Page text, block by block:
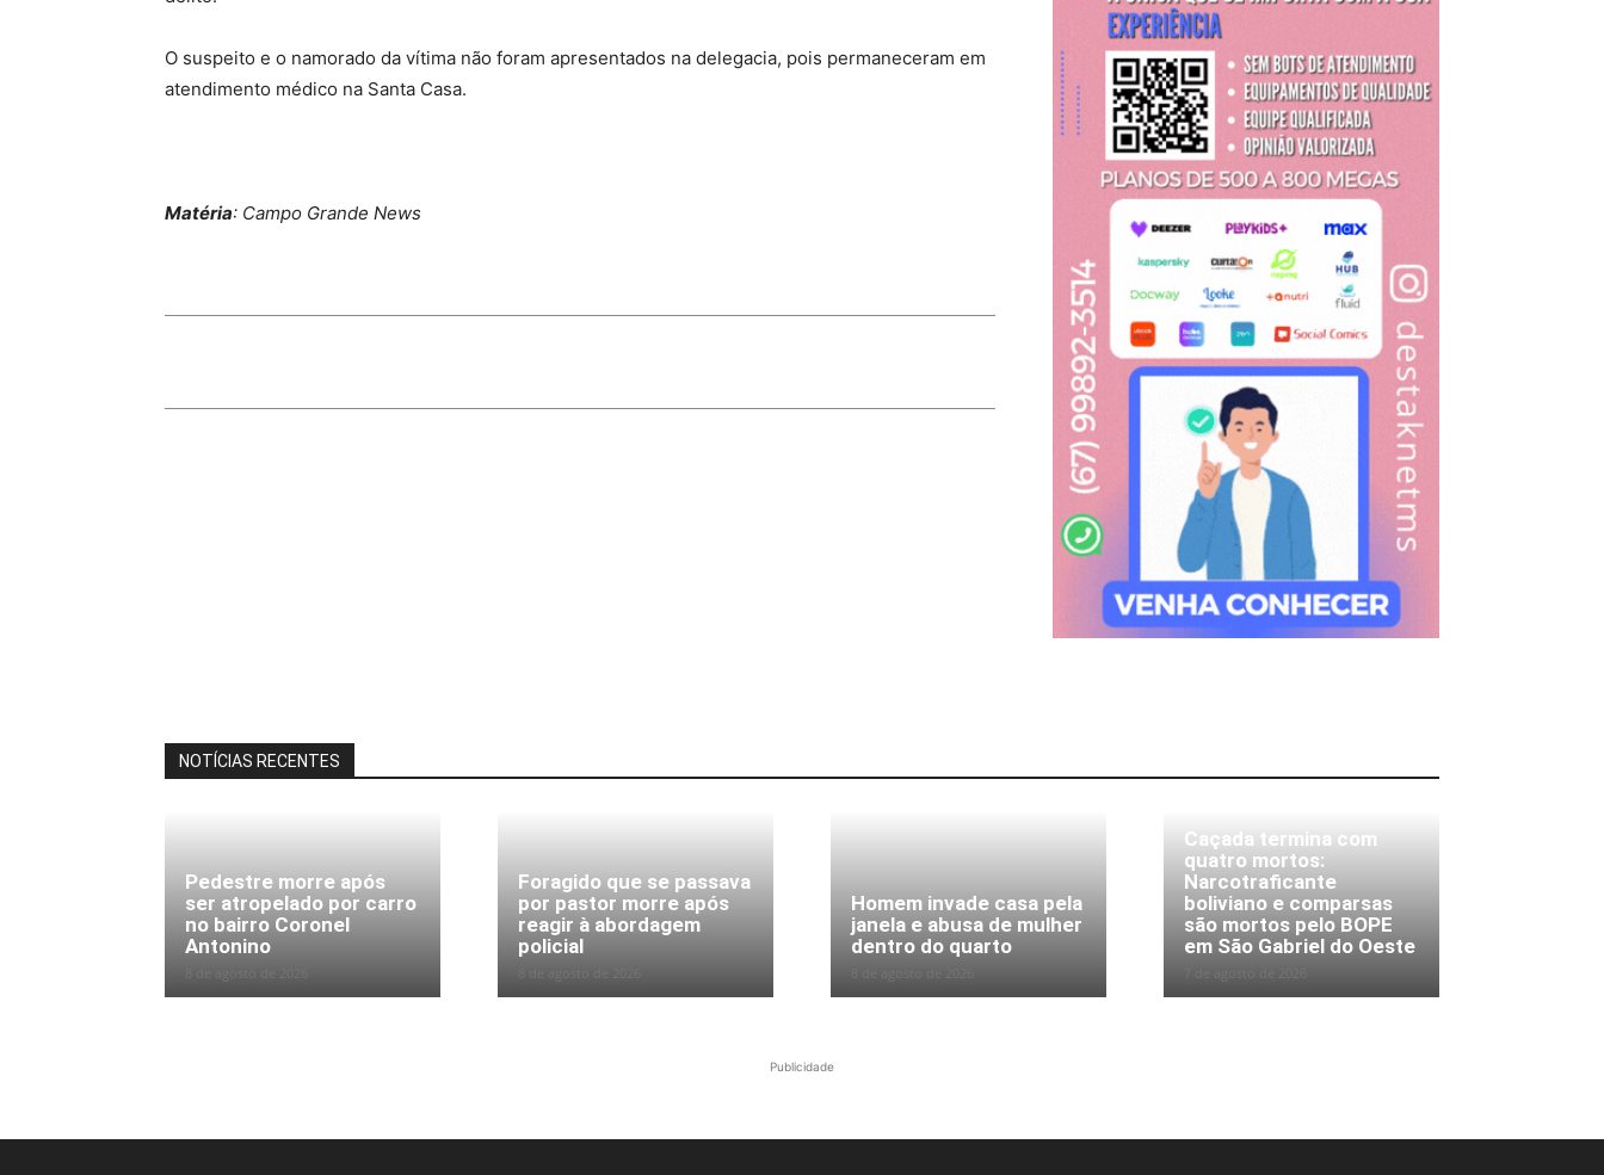
O suspeito e o namorado da vítima não foram apresentados na delegacia, pois permaneceram em
atendimento médico na Santa Casa.
Matéria: Campo Grande News
NOTÍCIAS RECENTES
Pedestre morre após
ser atropelado por carro
no bairro Coronel
Antonino
Foragido que se passava
por pastor morre após
reagir à abordagem
policial
Homem invade casa pela
janela e abusa de mulher
dentro do quarto
Caçada termina com
quatro mortos:
Narcotraficante
boliviano e comparsas
são mortos pelo BOPE
em São Gabriel do Oeste
Publicidade